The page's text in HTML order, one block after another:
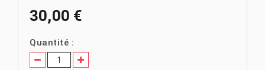
30,00 €
Quantité :